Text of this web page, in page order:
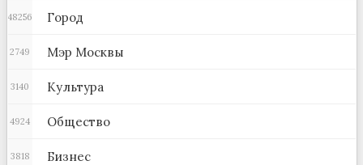
Город
48256
Мэр Москвы
2749
Культура
3140
Общество
4924
Бизнес
3818